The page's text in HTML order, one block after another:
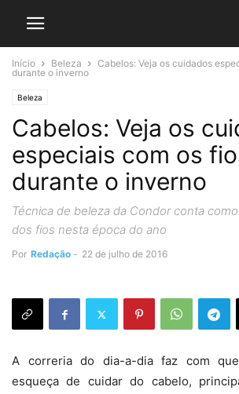
Início Beleza
Cabelos: Veja os cuidados
durante o inverno
Beleza
Cabelos: Veja os
especiais com os
durante o inverno
Técnica de beleza da Condor conta
dos fios nesta época do ano
Por Redação - 22 de julho de 2016
A correria do dia-a-dia faz com
esqueça de cuidar do cabelo,